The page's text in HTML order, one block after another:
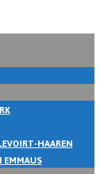
HAAREN